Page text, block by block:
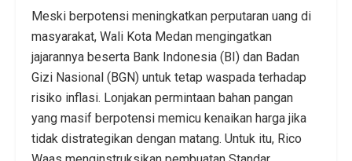
Meski berpotensi meningkatkan perputaran uang di
masyarakat, Wali Kota Medan mengingatkan
jajarannya beserta Bank Indonesia (BI) dan Badan
Gizi Nasional (BGN) untuk tetap waspada terhadap
risiko inflasi. Lonjakan permintaan bahan pangan
yang masif berpotensi memicu kenaikan harga jika
tidak distrategikan dengan matang. Untuk itu, Rico